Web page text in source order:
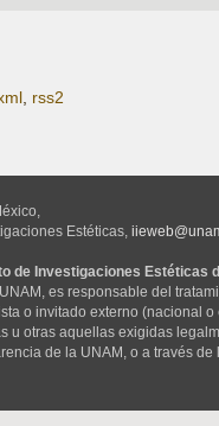
, rss2
Estéticas,
de Investigaciones Estéticas
es responsable del
o invitado externo (nacional
u otras aquellas exigidas
de la UNAM, o a través